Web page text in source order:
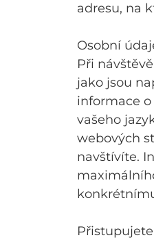
adresu, na
Osobní
Při
jako jsou
informace
vašeho
webových
navštívíte.